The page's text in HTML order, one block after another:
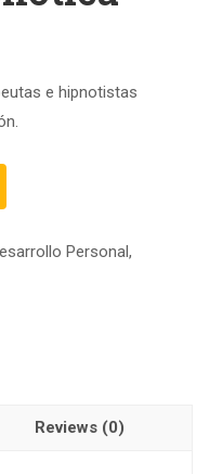
e hipnotistas
Personal,
Reviews (0)